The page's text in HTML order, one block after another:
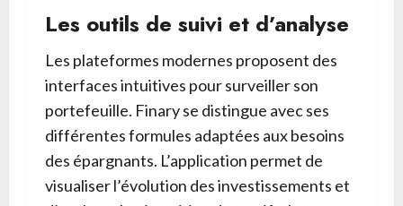
Les outils de suivi et d’analyse
Les plateformes modernes proposent des
interfaces intuitives pour surveiller son
portefeuille. Finary se distingue avec ses
différentes formules adaptées aux besoins
des épargnants. L’application permet de
visualiser l’évolution des investissements et